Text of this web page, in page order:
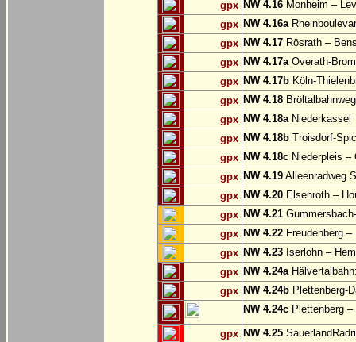
gpx NW 4.16 Monheim –
gpx NW 4.16a
gpx NW 4.17 Rösrath –
gpx NW 4.17aOverath-
gpx NW 4.17b Köln-
gpx NW 4.18
gpx NW 4.18aNiederkassel
gpx NW 4.18b Troisdorf-
gpx NW 4.18c Niederpleis –
gpx NW 4.19 Alleenradweg
gpx NW 4.20 Elsenroth –
gpx NW 4.21
gpx NW 4.22 Freudenberg
gpx NW 4.23 Iserlohn –
gpx NW 4.24a
gpx NW 4.24b Plettenberg-
NW 4.24c Plettenberg
gpx NW 4.25